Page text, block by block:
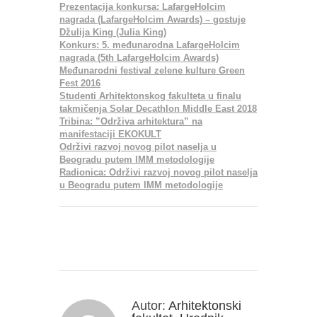
Prezentacija konkursa: LafargeHolcim
nagrada (LafargeHolcim Awards) – gostuje
Džulija King (Julia King)
Konkurs: 5. međunarodna LafargeHolcim
nagrada (5th LafargeHolcim Awards)
Međunarodni festival zelene kulture Green
Fest 2016
Studenti Arhitektonskog fakulteta u finalu
takmičenja Solar Decathlon Middle East 2018
Tribina: ”Održiva arhitektura” na
manifestaciji EKOKULT
Održivi razvoj novog pilot naselja u
Beogradu putem IMM metodologije
Radionica: Održivi razvoj novog pilot naselja
u Beogradu putem IMM metodologije
Autor: Arhitektonski